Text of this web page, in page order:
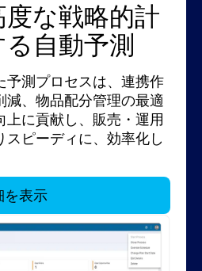
な戦略的計
自動予測
予測プロセスは、連携作
減、物品配分管理の最適
上に貢献し、販売・運用
スピーディに、効率化し
を表示
化し、約束
応じて、正確で信頼のお
確約を、あらゆるチャネ
供します。Blue Yonder
ルと部品の選択と場所、
輸送を考慮に入れて、
フルフィルメントコスト
を表示
自動化ソリ
業務を合理
けの自動化ソリューショ
高い在庫管理、需要主導
ティクス、スマート労務
よりスマートに働き、生
たサービスを提供でき
表示
ロールタワ
可視性とオーケストレー
Endの運用の継続的な
ます。注文、在庫、リソ
、物流、需要、供給、ス
ス全体にわたり、企業
で可視化します。インテ
て、調整された対応を導
ネットワーク
ービスコストの削減、
の短縮を実現するため
トナーのネットワーク全
してください。変動性と
、より迅速かつ賢く変化
デジタルサプライチェー
です。
を表示
、レジリエ
タを統合し、機械の使用
トアップ時間を短縮する
およびスケジューリング
用して、工業製造プロセ
り迅速で予測可能なプ
市場の需要が変化して
納期遵守を保証します。
を表示
画の一元化
定者の足並
ピードと精度により、製
い状況下でも、収益性、
転率を向上させることが
需要・供給計画は、予
的なシナリオプランニ
そしてインサイトに基
の計画をすべて1つで実
ルインワンソリューショ
機械学習、市場で実証済
すべての輸
化
ョンを検討して、コスト
態、ルート、運送業者を
履行します。このシステ
マルチレグ、マルチモー
目的地に停車する輸送
適化します。輸送は倉庫
合されており、優先順位
て操作を同期します。